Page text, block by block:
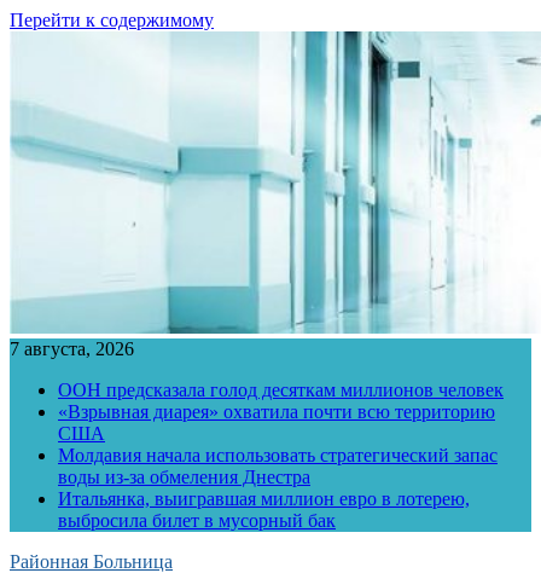
Перейти к содержимому
7 августа, 2026
ООН предсказала голод десяткам миллионов человек
«Взрывная диарея» охватила почти всю территорию
США
Молдавия начала использовать стратегический запас
воды из-за обмеления Днестра
Итальянка, выигравшая миллион евро в лотерею,
выбросила билет в мусорный бак
Районная Больница